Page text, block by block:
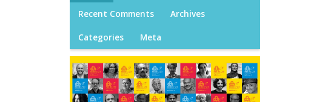
Recent Comments Archives
Categories Meta